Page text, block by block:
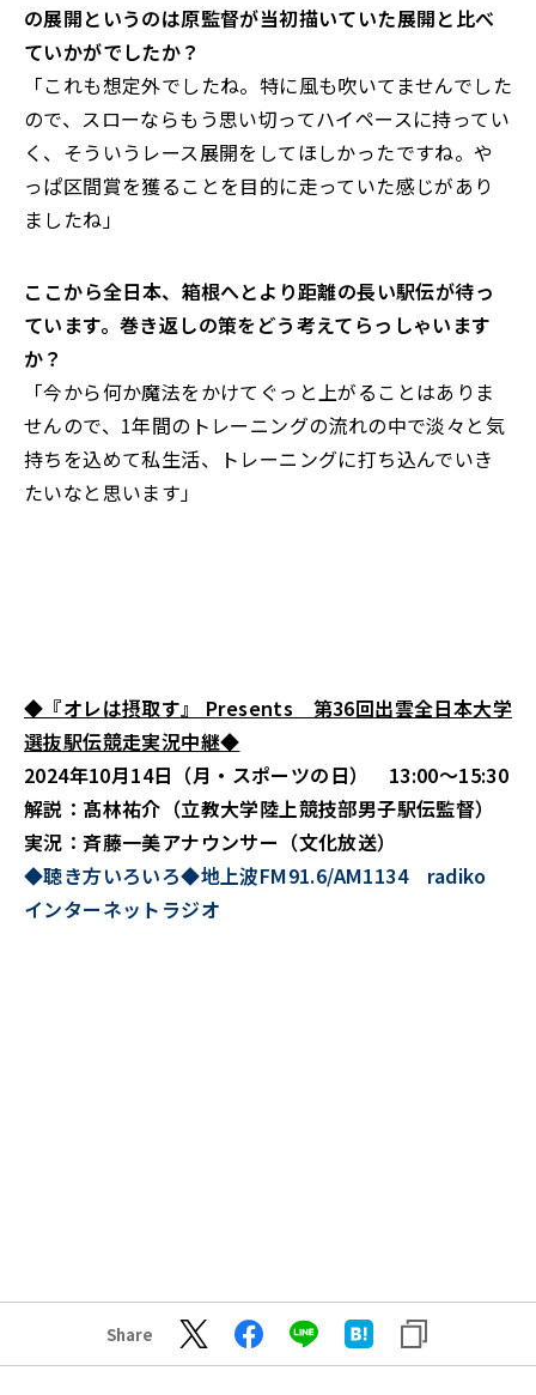
の展開というのは原監督が当初描いていた展開と比べ
ていかがでしたか？
「これも想定外でしたね。特に風も吹いてませんでした
ので、スローならもう思い切ってハイペースに持ってい
く、そういうレース展開をしてほしかったですね。や
っぱ区間賞を獲ることを目的に走っていた感じがあり
ましたね」
――ここから全日本、箱根へとより距離の長い駅伝が待っ
ています。巻き返しの策をどう考えてらっしゃいます
か？
「今から何か魔法をかけてぐっと上がることはありま
せんので、1年間のトレーニングの流れの中で淡々と気
持ちを込めて私生活、トレーニングに打ち込んでいき
たいなと思います」
◆『オレは摂取す』 Presents 第36回出雲全日本大学
選抜駅伝競走実況中継◆
2024年10月14日（月・スポーツの日） 13:00～15:30
解説：髙林祐介（立教大学陸上競技部男子駅伝監督）
実況：斉藤一美アナウンサー（文化放送）
◆聴き方いろいろ◆地上波FM91.6/AM1134 radiko
インターネットラジオ
Share